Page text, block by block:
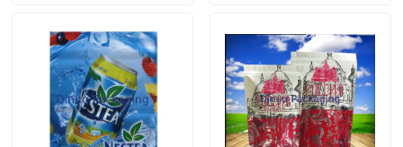
Videos
Über uns